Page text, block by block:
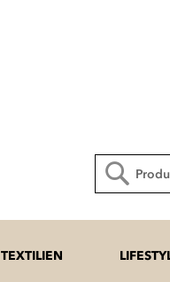
TEXTILIEN